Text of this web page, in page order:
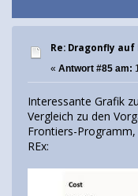
Re: Dragonfly auf
« Antwort #85 am:
Interessante Grafik
Vergleich zu den
Frontiers-Programm,
REx: